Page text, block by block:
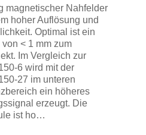
magnetischer Nahfelder
hoher Auflösung und
Optimal ist ein
< 1 mm zum
Im Vergleich zur
6 wird mit der
27 im unteren
ein höheres
erzeugt. Die
ist ho…